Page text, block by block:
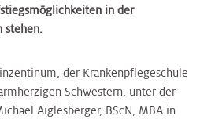
in der
stehen.
der Krankenpflegeschule
Schwestern, unter der
Aiglesberger, BScN, MBA in